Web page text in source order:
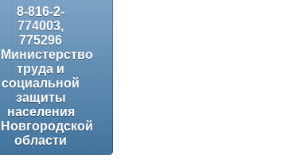
8-816-2-
774003,
775296
Министерство
труда и
социальной
защиты
населения
Новгородской
области